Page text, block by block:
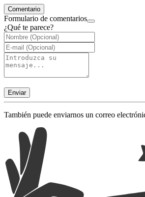
Comentario
Formulario de comentarios
¿Qué te parece?
Enviar
También puede enviarnos un correo